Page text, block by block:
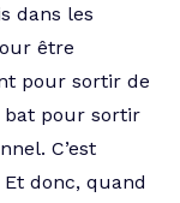
dans les
être
pour sortir de
bat pour sortir
C’est
donc, quand